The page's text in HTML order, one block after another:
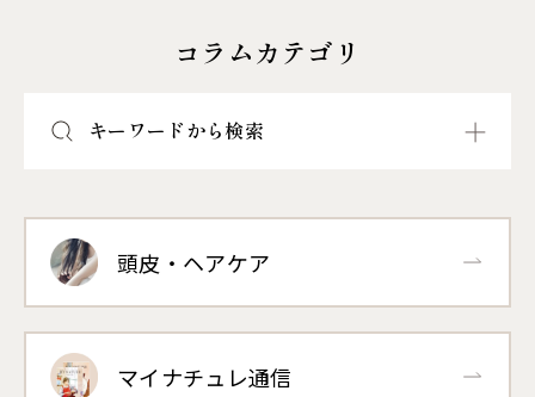
コラムカテゴリ
キーワードから検索
頭皮・ヘアケア
マイナチュレ通信